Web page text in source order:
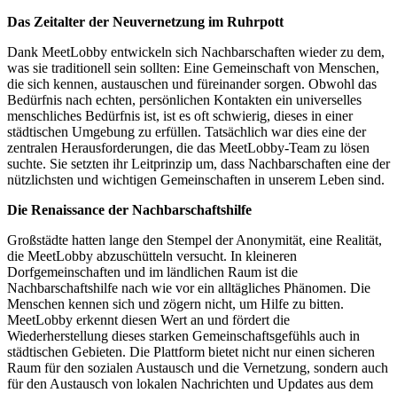
Das Zeitalter der Neuvernetzung im Ruhrpott
Dank MeetLobby entwickeln sich Nachbarschaften wieder zu dem,
was sie traditionell sein sollten: Eine Gemeinschaft von Menschen,
die sich kennen, austauschen und füreinander sorgen. Obwohl das
Bedürfnis nach echten, persönlichen Kontakten ein universelles
menschliches Bedürfnis ist, ist es oft schwierig, dieses in einer
städtischen Umgebung zu erfüllen. Tatsächlich war dies eine der
zentralen Herausforderungen, die das MeetLobby-Team zu lösen
suchte. Sie setzten ihr Leitprinzip um, dass Nachbarschaften eine der
nützlichsten und wichtigen Gemeinschaften in unserem Leben sind.
Die Renaissance der Nachbarschaftshilfe
Großstädte hatten lange den Stempel der Anonymität, eine Realität,
die MeetLobby abzuschütteln versucht. In kleineren
Dorfgemeinschaften und im ländlichen Raum ist die
Nachbarschaftshilfe nach wie vor ein alltägliches Phänomen. Die
Menschen kennen sich und zögern nicht, um Hilfe zu bitten.
MeetLobby erkennt diesen Wert an und fördert die
Wiederherstellung dieses starken Gemeinschaftsgefühls auch in
städtischen Gebieten. Die Plattform bietet nicht nur einen sicheren
Raum für den sozialen Austausch und die Vernetzung, sondern auch
für den Austausch von lokalen Nachrichten und Updates aus dem